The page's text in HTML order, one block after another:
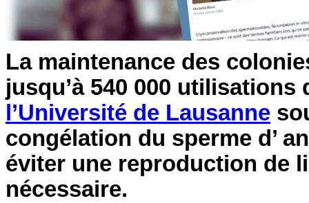
La maintenance des
jusqu’à 540 000 utilisations
l’Université de Lausanne
congélation du sperme d’
éviter une reproduction de
nécessaire.